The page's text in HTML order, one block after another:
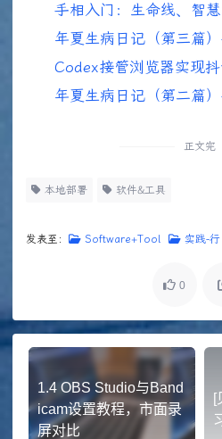
手相入门：生命线、智
年夏生病日记（第三篇
Codex接管浏览器实现
年夏生病日记（第二篇
正文完
本地部署 软件&工具
发表至： Software+Tool 实践-行
0
1.4 OBS Studio与Band
icam设置教程，市面录
屏对比
[